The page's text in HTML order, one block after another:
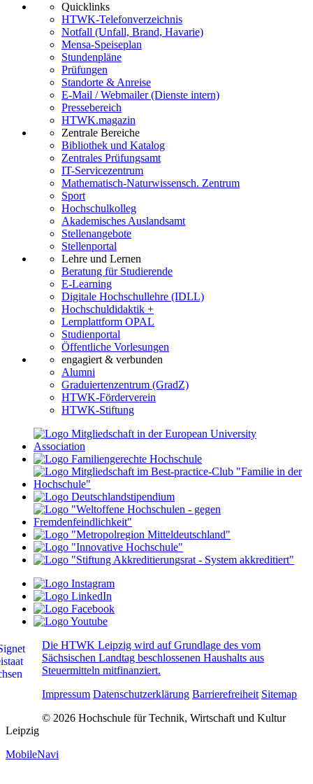
Quicklinks
HTWK-Telefonverzeichnis
Notfall (Unfall, Brand, Havarie)
Mensa-Speiseplan
Stundenpläne
Prüfungen
Standorte & Anreise
E-Mail / Webmailer (Dienste intern)
Pressebereich
HTWK.magazin
Zentrale Bereiche
Bibliothek und Katalog
Zentrales Prüfungsamt
IT-Servicezentrum
Mathematisch-Naturwissensch. Zentrum
Sport
Hochschulkolleg
Akademisches Auslandsamt
Stellenangebote
Stellenportal
Lehre und Lernen
Beratung für Studierende
E-Learning
Digitale Hochschullehre (IDLL)
Hochschuldidaktik +
Lernplattform OPAL
Studienportal
Öffentliche Vorlesungen
engagiert & verbunden
Alumni
Graduiertenzentrum (GradZ)
HTWK-Förderverein
HTWK-Stiftung
Die HTWK Leipzig wird auf Grundlage des vom
Sächsischen Landtag beschlossenen Haushalts aus
Steuermitteln mitfinanziert.
Impressum Datenschutzerklärung Barrierefreiheit Sitemap
© 2026 Hochschule für Technik, Wirtschaft und Kultur
Leipzig
MobileNavi